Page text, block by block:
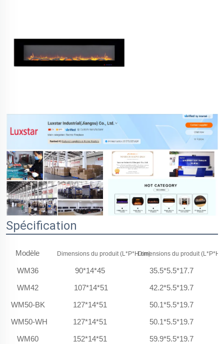
Spécification
Modèle Dimensions du produit (L*P*H cm)Dimensions du produit (L*P*H
WM36 90*14*45
35.5*5.5*17.7
WM42
107*14*51
42.2*5.5*19.7
WM50-BK
127*14*51
50.1*5.5*19.7
WM50-WH
127*14*51
50.1*5.5*19.7
WM60
152*14*51
59.9*5.5*19.7